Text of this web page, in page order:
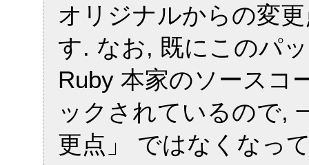
オリジナルからの変
す. なお, 既にこのパ
Ruby 本家のソースコ
ックされているので,
更点」 ではなくなっ